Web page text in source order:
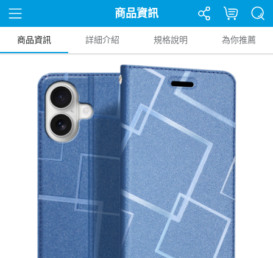
商品資訊
商品資訊 詳細介紹 規格說明 為你推薦